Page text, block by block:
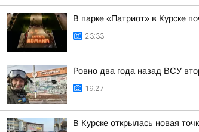
В парке «Патриот» в Курске
23:33
Ровно два года назад ВСУ
19:27
В Курске открылась новая